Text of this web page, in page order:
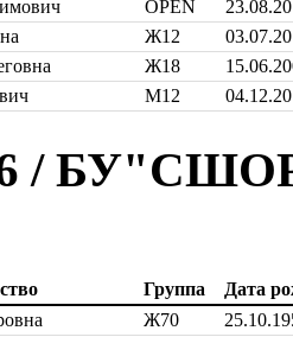
OPEN
Ж12
Ж18
М12
/
Группа
Дата
Ж70